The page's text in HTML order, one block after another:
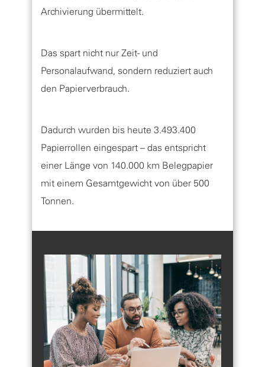
Archivierung übermittelt.
Das spart nicht nur Zeit- und
Personalaufwand, sondern reduziert auch
den Papierverbrauch.
Dadurch wurden bis heute 3.493.400
Papierrollen eingespart – das entspricht
einer Länge von 140.000 km Belegpapier
mit einem Gesamtgewicht von über 500
Tonnen.